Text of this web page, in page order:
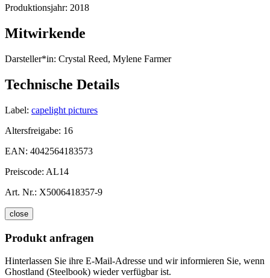
Produktionsjahr: 2018
Mitwirkende
Darsteller*in: Crystal Reed, Mylene Farmer
Technische Details
Label: capelight pictures
Altersfreigabe: 16
EAN: 4042564183573
Preiscode: AL14
Art. Nr.: X5006418357-9
close
Produkt anfragen
Hinterlassen Sie ihre E-Mail-Adresse und wir informieren Sie, wenn
Ghostland (Steelbook) wieder verfügbar ist.